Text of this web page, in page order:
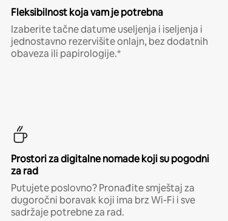
Fleksibilnost koja vam je potrebna
Izaberite tačne datume useljenja i iseljenja i
jednostavno rezervišite onlajn, bez dodatnih
obaveza ili papirologije.*
Prostori za digitalne nomade koji su pogodni
za rad
Putujete poslovno? Pronađite smještaj za
dugoročni boravak koji ima brz Wi-Fi i sve
sadržaje potrebne za rad.